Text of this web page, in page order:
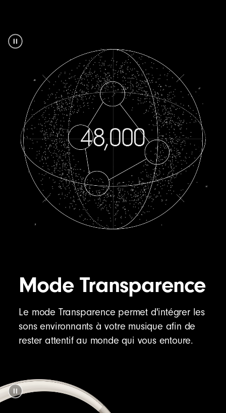
Mode Transparence
Le mode Transparence permet d'intégrer les
sons environnants à votre musique afin de
rester attentif au monde qui vous entoure.